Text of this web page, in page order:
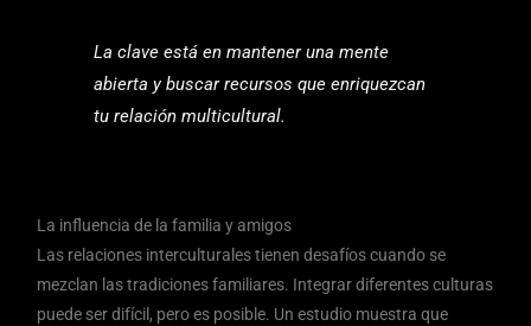
La clave está en mantener una mente
abierta y buscar recursos que enriquezcan
tu relación multicultural.
La influencia de la familia y amigos
Las relaciones interculturales tienen desafíos cuando se
mezclan las tradiciones familiares. Integrar diferentes culturas
puede ser difícil, pero es posible. Un estudio muestra que